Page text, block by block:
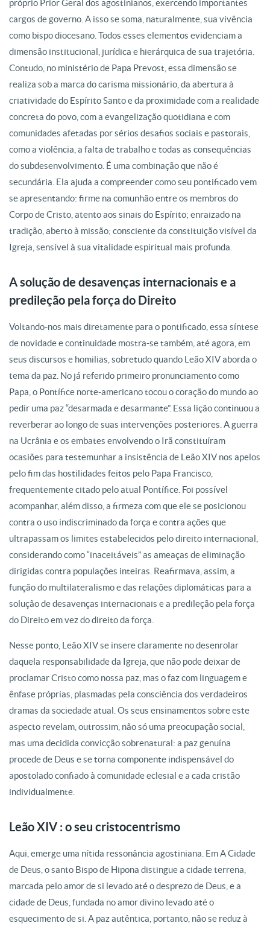
próprio Prior Geral dos agostinianos, exercendo importantes
cargos de governo. A isso se soma, naturalmente, sua vivência
como bispo diocesano. Todos esses elementos evidenciam a
dimensão institucional, jurídica e hierárquica de sua trajetória.
Contudo, no ministério de Papa Prevost, essa dimensão se
realiza sob a marca do carisma missionário, da abertura à
criatividade do Espírito Santo e da proximidade com a realidade
concreta do povo, com a evangelização quotidiana e com
comunidades afetadas por sérios desafios sociais e pastorais,
como a violência, a falta de trabalho e todas as consequências
do subdesenvolvimento. É uma combinação que não é
secundária. Ela ajuda a compreender como seu pontificado vem
se apresentando: firme na comunhão entre os membros do
Corpo de Cristo, atento aos sinais do Espírito; enraizado na
tradição, aberto à missão; consciente da constituição visível da
Igreja, sensível à sua vitalidade espiritual mais profunda.
A solução de desavenças internacionais e a
predileção pela força do Direito
Voltando-nos mais diretamente para o pontificado, essa síntese
de novidade e continuidade mostra-se também, até agora, em
seus discursos e homilias, sobretudo quando Leão XIV aborda o
tema da paz. No já referido primeiro pronunciamento como
Papa, o Pontífice norte-americano tocou o coração do mundo ao
pedir uma paz “desarmada e desarmante”. Essa lição continuou a
reverberar ao longo de suas intervenções posteriores. A guerra
na Ucrânia e os embates envolvendo o Irã constituíram
ocasiões para testemunhar a insistência de Leão XIV nos apelos
pelo fim das hostilidades feitos pelo Papa Francisco,
frequentemente citado pelo atual Pontífice. Foi possível
acompanhar, além disso, a firmeza com que ele se posicionou
contra o uso indiscriminado da força e contra ações que
ultrapassam os limites estabelecidos pelo direito internacional,
considerando como “inaceitáveis” as ameaças de eliminação
dirigidas contra populações inteiras. Reafirmava, assim, a
função do multilateralismo e das relações diplomáticas para a
solução de desavenças internacionais e a predileção pela força
do Direito em vez do direito da força.
Nesse ponto, Leão XIV se insere claramente no desenrolar
daquela responsabilidade da Igreja, que não pode deixar de
proclamar Cristo como nossa paz, mas o faz com linguagem e
ênfase próprias, plasmadas pela consciência dos verdadeiros
dramas da sociedade atual. Os seus ensinamentos sobre este
aspecto revelam, outrossim, não só uma preocupação social,
mas uma decidida convicção sobrenatural: a paz genuína
procede de Deus e se torna componente indispensável do
apostolado confiado à comunidade eclesial e a cada cristão
individualmente.
Leão XIV : o seu cristocentrismo
Aqui, emerge uma nítida ressonância agostiniana. Em A Cidade
de Deus, o santo Bispo de Hipona distingue a cidade terrena,
marcada pelo amor de si levado até o desprezo de Deus, e a
cidade de Deus, fundada no amor divino levado até o
esquecimento de si. A paz autêntica, portanto, não se reduz à